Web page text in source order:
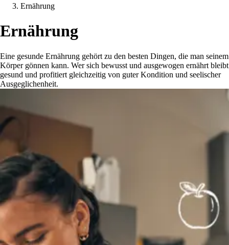
Ernährung
Ernährung
Eine gesunde Ernährung gehört zu den besten Dingen, die man seinem
Körper gönnen kann. Wer sich bewusst und ausgewogen ernährt bleibt
gesund und profitiert gleichzeitig von guter Kondition und seelischer
Ausgeglichenheit.